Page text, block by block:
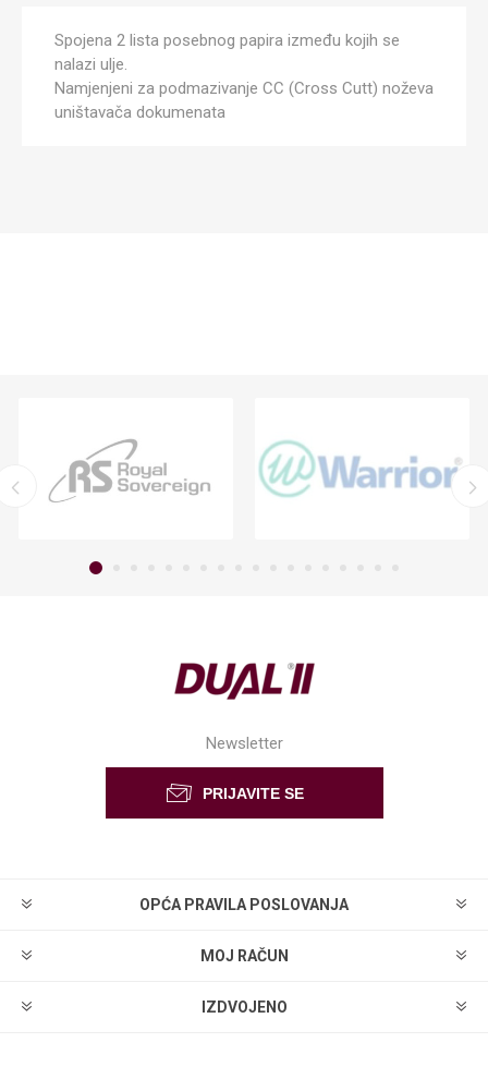
Spojena 2 lista posebnog papira između kojih se
nalazi ulje.
Namjenjeni za podmazivanje CC (Cross Cutt) noževa
uništavača dokumenata
Newsletter
OPĆA PRAVILA POSLOVANJA
MOJ RAČUN
IZDVOJENO